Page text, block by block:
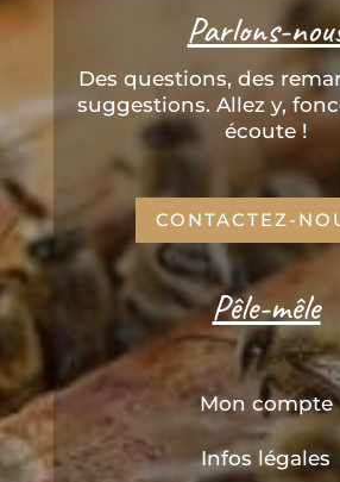
Parlons-
Des questions, des
suggestions. Allez y,
écoute !
CONTACTEZ-
Pêle-mêle
Mon compte
Infos légales